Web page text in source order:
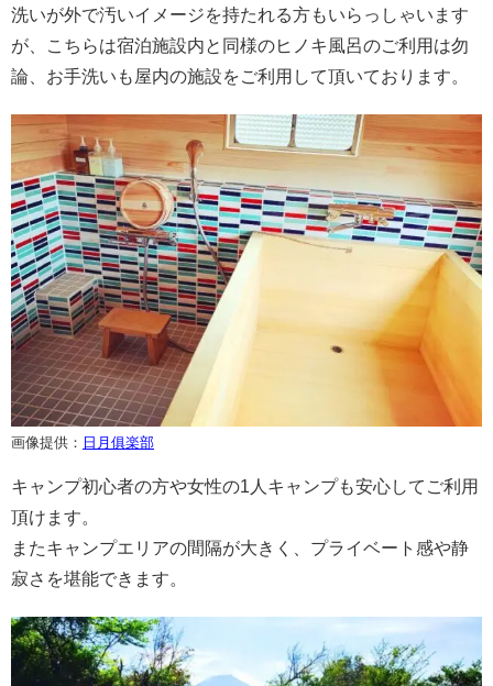
洗いが外で汚いイメージを持たれる方もいらっしゃいます
が、こちらは宿泊施設内と同様のヒノキ風呂のご利用は勿
論、お手洗いも屋内の施設をご利用して頂いております。
画像提供： 日月俱楽部
キャンプ初心者の方や女性の1人キャンプも安心してご利用
頂けます。
またキャンプエリアの間隔が大きく、プライベート感や静
寂さを堪能できます。